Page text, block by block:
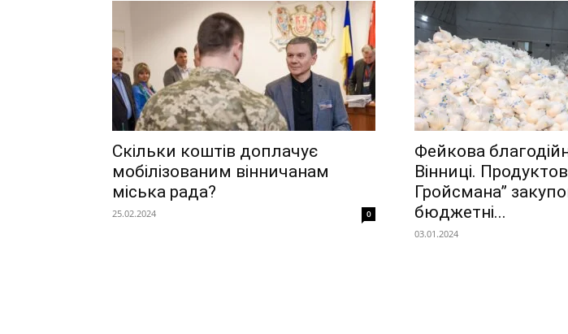
Скільки коштів доплачує
мобілізованим вінничанам
міська рада?
25.02.2024 0
Фейкова
Вінниці.
Гройсмана”
бюджетні...
03.01.2024